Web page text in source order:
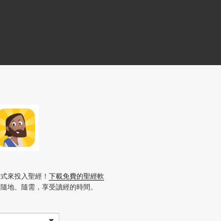
來投入聖經！ 下載免費的聖經軟
地、隨需，享受讀經的時間。